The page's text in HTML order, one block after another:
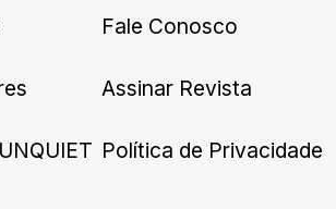
Fale Conosco
Assinar Revista
Política de Privacidade